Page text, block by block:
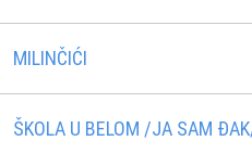
MILINČIĆI
ŠKOLA U BELOM /JA SAM